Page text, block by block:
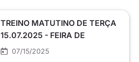
TREINO MATUTINO DE TERÇA
15.07.2025 - FEIRA DE
SANTANA
07/15/2025